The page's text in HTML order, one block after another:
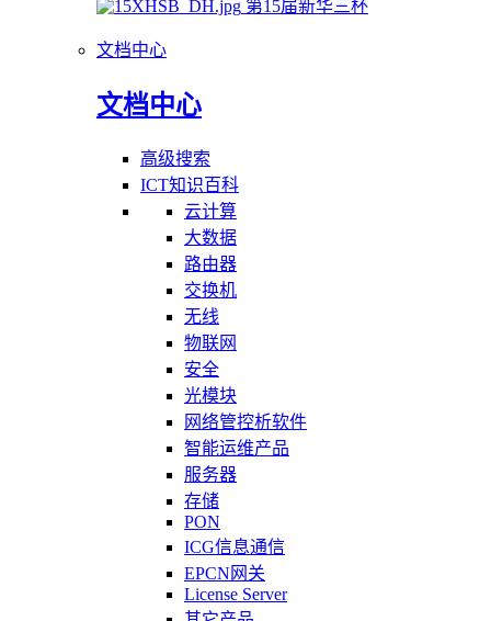
第15届新华三杯
文档中心
文档中心
高级搜索
ICT知识百科
云计算
大数据
路由器
交换机
无线
物联网
安全
光模块
网络管控析软件
智能运维产品
服务器
存储
PON
ICG信息通信
EPCN网关
License Server